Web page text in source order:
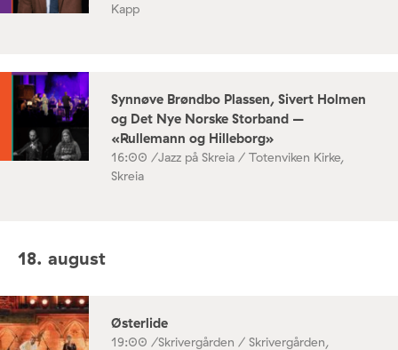
Kapp
Synnøve Brøndbo Plassen, Sivert Holmen
og Det Nye Norske Storband –
«Rullemann og Hilleborg»
16:00 /Jazz på Skreia / Totenviken Kirke,
Skreia
18. august
Østerlide
19:00 /Skrivergården / Skrivergården,